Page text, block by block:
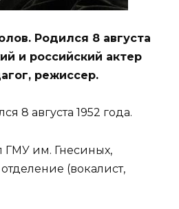
Родился 8 августа
и российский актер
режиссер.
8 августа 1952 года.
ГМУ им. Гнесиных,
(вокалист,